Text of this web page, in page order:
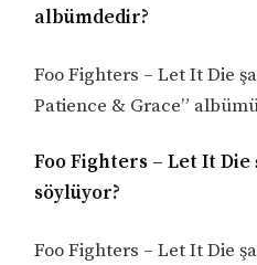
albümdedir?
Foo Fighters – Let It Die
Patience & Grace”
Foo Fighters – Let It Die
söylüyor?
Foo Fighters – Let It Die